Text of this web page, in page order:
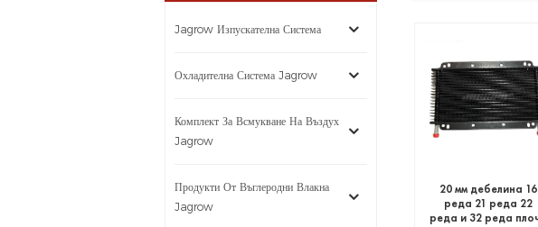
20 мм дебелина 16
реда 21 реда 22
реда и 32 реда
Jagrow Изпускателна Система
Охладителна Система Jagrow
Комплект За Всмукване На Въздух
Jagrow
Продукти От Въглеродни Влакна
Jagrow